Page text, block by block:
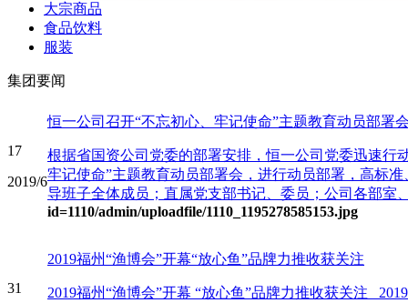
大宗商品
食品饮料
服装
集团要闻
17
2019/6
恒一公司召开“不忘初心、牢记使命”主题教育动员部署
根据省国资公司党委的部署安排，恒一公司党委迅速行
牢记使命”主题教育动员部署会，进行动员部署，高标
导班子全体成员；直属党支部书记、委员；公司各部室
id=1110/admin/uploadfile/1110_1195278585153.jpg
31
2019福州“渔博会”开幕“放心鱼”品牌力推收获关注
2019福州“渔博会”开幕 “放心鱼”品牌力推收获关注